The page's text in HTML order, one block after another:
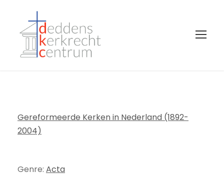
Gereformeerde Kerken in Nederland (1892-
2004)
Genre: Acta